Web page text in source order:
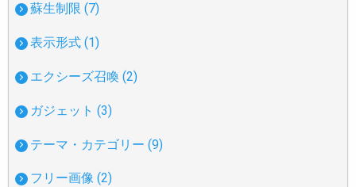
蘇生制限 (7)
表示形式 (1)
エクシーズ召喚 (2)
ガジェット (3)
テーマ・カテゴリー (9)
フリー画像 (2)